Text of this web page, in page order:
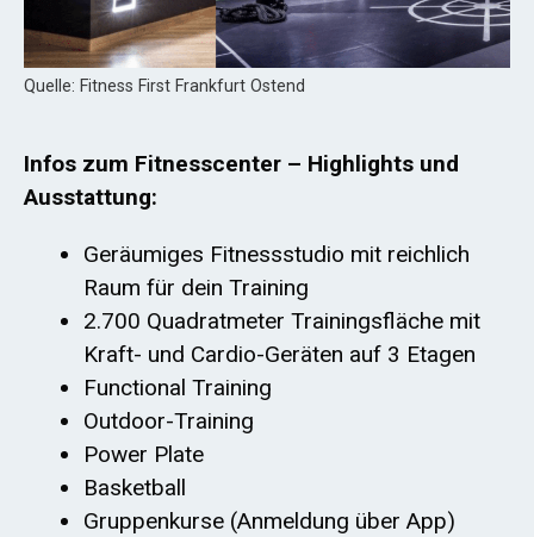
Quelle: Fitness First Frankfurt Ostend
Infos zum Fitnesscenter – Highlights und
Ausstattung:
Geräumiges Fitnessstudio mit reichlich
Raum für dein Training
2.700 Quadratmeter Trainingsfläche mit
Kraft- und Cardio-Geräten auf 3 Etagen
Functional Training
Outdoor-Training
Power Plate
Basketball
Gruppenkurse (Anmeldung über App)